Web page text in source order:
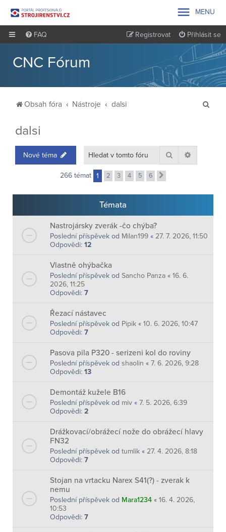
 MENU
FAQ Přihlásit se
Registrovat
CNC Fórum
Obsah fóra Nástroje dalsi
dalsi
Nové téma Hledat
266 témat 1 2 3 4 5 6
Témata
Nastrojársky zverák -čo chýba?
Poslední příspěvek od Milan199 « 27. 7. 2026, 11:50
Odpovědi: 12
Vlastně ohýbačka
Poslední příspěvek od Sancho Panza « 16. 6.
2026, 11:25
Odpovědi: 7
Řezací nástavec
Poslední příspěvek od Pipik « 10. 6. 2026, 10:47
Odpovědi: 7
Pasova pila P320 - serizeni kol do roviny
Poslední příspěvek od shaolin « 7. 6. 2026, 9:28
Odpovědi: 13
Demontáž kužele B16
Poslední příspěvek od miv « 7. 5. 2026, 6:39
Odpovědi: 2
Drážkovací/obrážecí nože do obrážecí hlavy
FN32
Poslední příspěvek od tumlik « 27. 4. 2026, 8:18
Odpovědi: 7
Stojan na vrtacku Narex S41(?) - zverak k
nemu
Poslední příspěvek od Mara1234 « 16. 4. 2026,
10:53
Odpovědi: 7